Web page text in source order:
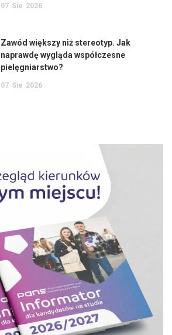
07 Sie 2026
Zawód większy niż stereotyp. Jak
naprawdę wygląda współczesne
pielęgniarstwo?
07 Sie 2026